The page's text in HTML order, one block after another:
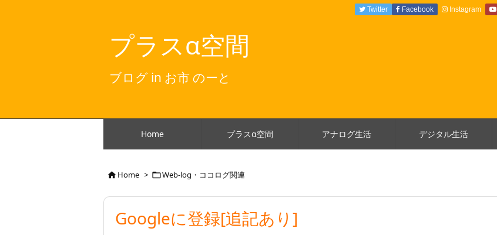
プラスα空間
ブログ in お市 のーと
Home プラスα空間 アナログ生活 デジタル生活
Twitter Facebook Instagram
Home > Web-log・ココログ関連
Googleに登録[追記あり]